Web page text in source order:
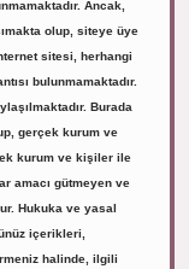
Ancak,
olup, siteye üye
sitesi, herhangi
bulunmamaktadır.
Burada
gerçek kurum ve
kurum ve kişiler ile
amacı gütmeyen ve
Hukuka ve yasal
içerikleri,
halinde, ilgili